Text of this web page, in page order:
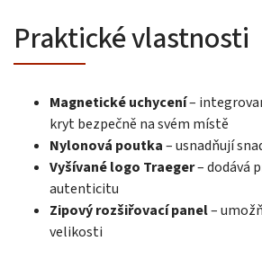
Praktické vlastnosti
Magnetické uchycení–
kryt bezpečně na svém místě
Nylonová poutka– usnadňují
Vyšívané logo Traeger– dodává
autenticitu
Zipový rozšiřovací panel–
velikosti